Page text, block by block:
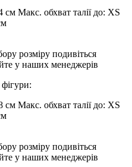
см Макс. обхват талії до: XS
розміру подивіться
у наших менеджерів
см Макс. обхват талії до: XS
розміру подивіться
у наших менеджерів